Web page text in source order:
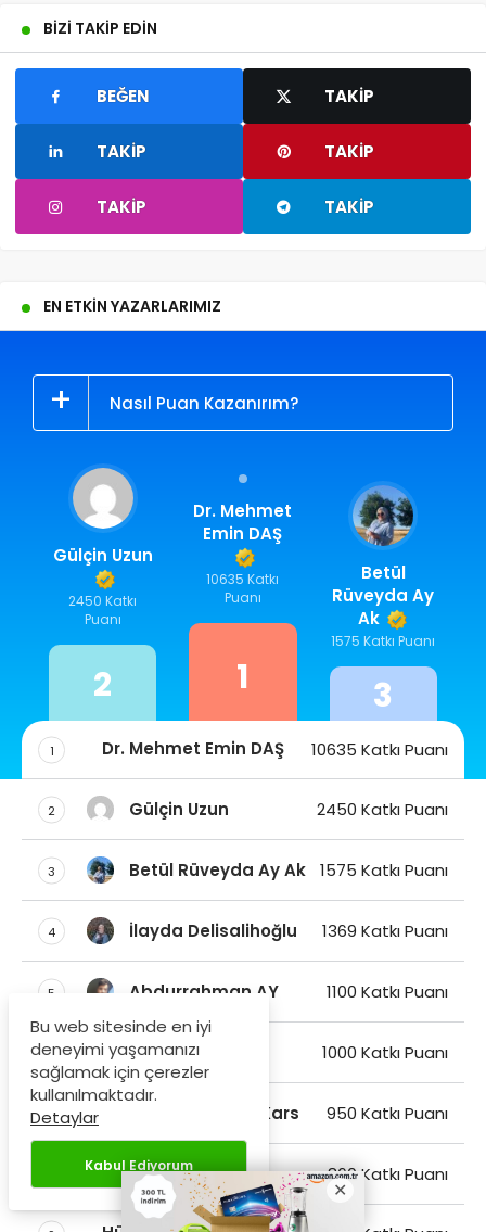
BIZI TAKIP EDIN
BEĞEN TAKIP
TAKIP TAKIP
TAKIP TAKIP
EN ETKIN YAZARLARIMIZ
Nasıl Puan Kazanırım?
Dr. Mehmet
Emin DAŞ
10635 Katkı
Puanı
1
Gülçin Uzun
2450 Katkı
Puanı
2
Betül
Rüveyda Ay
Ak
1575 Katkı Puanı
3
1 Dr. Mehmet Emin DAŞ 10635 Katkı Puanı
2 Gülçin Uzun 2450 Katkı Puanı
3 Betül Rüveyda Ay Ak 1575 Katkı Puanı
4 İlayda Delisalihoğlu 1369 Katkı Puanı
5 Abdurrahman AY 1100 Katkı Puanı
6 Şengül Yılmaz 1000 Katkı Puanı
7 Yusranur Koca Kars 950 Katkı Puanı
Gizem Selek 860 Katkı Puanı
Bu web sitesinde en iyi
deneyimi yaşamanızı
sağlamak için çerezler
kullanılmaktadır.
Detaylar
Kabul Ediyorum